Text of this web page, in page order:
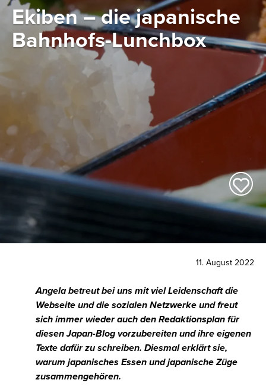
Ekiben – die japanische
Bahnhofs-Lunchbox
11. August 2022
Angela betreut bei uns mit viel Leidenschaft die
Webseite und die sozialen Netzwerke und freut
sich immer wieder auch den Redaktionsplan für
diesen Japan-Blog vorzubereiten und ihre eigenen
Texte dafür zu schreiben. Diesmal erklärt sie,
warum japanisches Essen und japanische Züge
zusammengehören.